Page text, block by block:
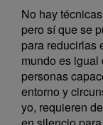
No hay
pero sí que se
para reducirlas
mundo es
personas
entorno y
yo, requieren